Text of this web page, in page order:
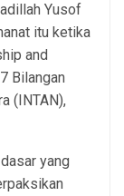
Yusof
itu ketika
and
Bilangan
(INTAN),
yang